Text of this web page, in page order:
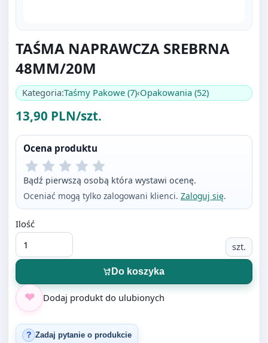
Kategoria:Taśmy Pakowe (7)‹Opakowania (52)
13,90 PLN/szt.
Bądź pierwszą osobą która wystawi ocenę.
Oceniać mogą tylko zalogowani klienci.
Ilość
Dodaj produkt do ulubionych
? Zadaj pytanie o produkcie
Udostępnij produkt